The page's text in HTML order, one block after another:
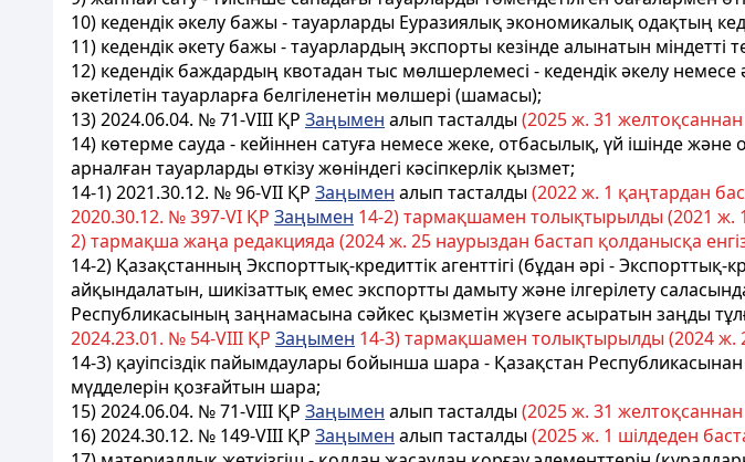
10) кедендік әкелу бажы - тауарларды Еуразиялық экономикалық одақтың
11) кедендік әкету бажы - тауарлардың экспорты кезінде алынатын міндетті
12) кедендік баждардың квотадан тыс мөлшерлемесі - кедендік әкелу
әкетілетін тауарларға белгіленетін мөлшері (шамасы);
13) 2024.06.04. № 71-VIII ҚР Заңымен алып тасталды(2025 ж. 31 желтоқсаннан
14) көтерме сауда - кейiннен сатуға немесе жеке, отбасылық, үй iшiнде
арналған тауарларды өткiзу жөнiндегi кәсiпкерлiк қызмет;
14-1) 2021.30.12. № 96-VII ҚР Заңымен алып тасталды(2022 ж. 1 қаңтардан
2020.30.12. № 397-VI ҚР Заңымен 14-2) тармақшамен толықтырылды (2021 ж. 1
2) тармақша жаңа редакцияда (2024 ж. 25 наурыздан бастап қолданысқа
14-2) Қазақстанның Экспорттық-кредиттік агенттігі (бұдан әрі - Экспорттық-
айқындалатын, шикізаттық емес экспортты дамыту және ілгерілету
Республикасының заңнамасына сәйкес қызметін жүзеге асыратын заңды
2024.23.01. № 54-VIII ҚР Заңымен 14-3) тармақшамен толықтырылды (2024 ж.
14-3) қауіпсіздік пайымдаулары бойынша шара - Қазақстан Республикасынан
мүдделерін қозғайтын шара;
15) 2024.06.04. № 71-VIII ҚР Заңымен алып тасталды(2025 ж. 31 желтоқсаннан
16) 2024.30.12. № 149-VIII ҚР Заңымен алып тасталды(2025 ж. 1 шілдеден